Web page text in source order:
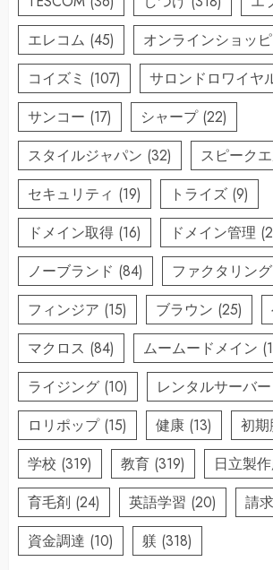
エレコム (45) オンラインショッ
コイズミ (107) サロンドロワイヤ
サンコー (17) シャープ(22)
スタイルジャパン (32) スピーク
セキュリティ (19) トライズ (9)
ドメイン取得 (16) ドメイン管理
ノーブランド (84) ファクタリング
フィンジア (15) ブラウン (25)
マクロス (84) ムームードメイン
ライジング (10) レンタルサーバー
ロリポップ(15) 健康 (13) 初
学校 (319) 教育 (319) 日立製
育毛剤 (24) 英語学習 (20) 請
資金調達 (10) 躾 (318)